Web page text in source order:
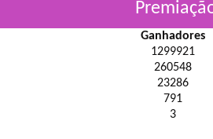
Ganhadores
1299921
260548
23286
791
3